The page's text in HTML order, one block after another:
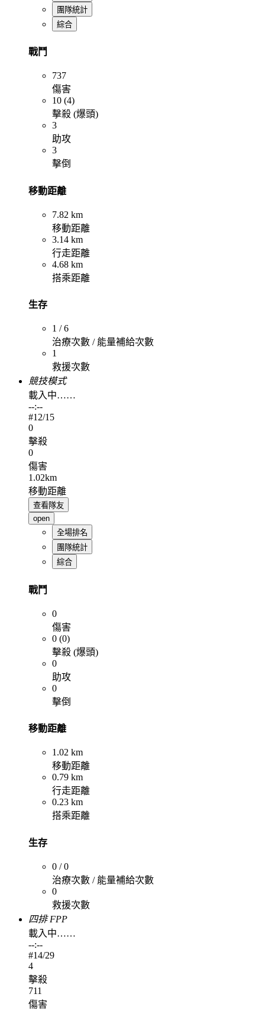
團隊統計
綜合
戰鬥
737
傷害
10 (4)
擊殺 (爆頭)
3
助攻
3
擊倒
移動距離
7.82 km
移動距離
3.14 km
行走距離
4.68 km
搭乘距離
生存
1 / 6
治療次數 / 能量補給次數
1
救援次數
競技模式
載入中……
--:--
#12/15
0
擊殺
0
傷害
1.02km
移動距離
查看隊友
open
全場排名
團隊統計
綜合
戰鬥
0
傷害
0 (0)
擊殺 (爆頭)
0
助攻
0
擊倒
移動距離
1.02 km
移動距離
0.79 km
行走距離
0.23 km
搭乘距離
生存
0 / 0
治療次數 / 能量補給次數
0
救援次數
四排 FPP
載入中……
--:--
#14/29
4
擊殺
711
傷害